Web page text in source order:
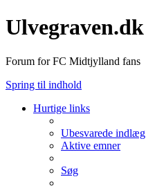
Ulvegraven.dk
Forum for FC Midtjylland fans
Spring til indhold
Hurtige links
Ubesvarede indlæg
Aktive emner
Søg